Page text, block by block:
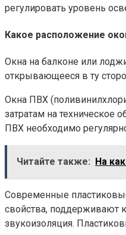
регулировать уровень
Какое расположение
Окна на балконе или
открывающееся в ту
Окна ПВХ
затратам на техническое
ПВХ необходимо
Читайте также: На
Современные
свойства, поддерживают
звукоизоляция.